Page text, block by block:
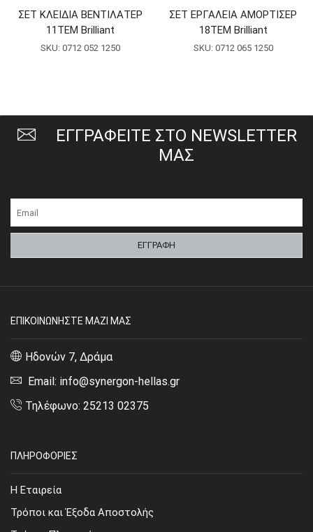
ΣΕΤ ΚΛΕΙΔΙΑ ΒΕΝΤΙΛΑΤΕΡ
11ΤΕΜ Brilliant
SKU: 0712 052 1250
ΣΕΤ ΕΡΓΑΛΕΙΑ ΑΜΟΡΤΙΣΕΡ
18ΤΕΜ Brilliant
SKU: 0712 065 1250
ΕΓΓΡΑΦΕΙΤΕ ΣΤΟ NEWSLETTER
ΜΑΣ
ΕΠΙΚΟΙΝΩΝΗΣΤΕ ΜΑΖΙ ΜΑΣ
Ηδονών 7, Δράμα
Email: info@synergon-hellas.gr
Τηλέφωνο: 25213 02375
ΠΛΗΡΟΦΟΡΙΕΣ
Η Εταιρεία
Τρόποι και Έξοδα Αποστολής